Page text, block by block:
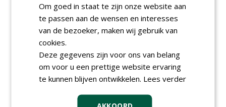
30-07-2026, Schalkwijk
Hoofdgreenkeeper (m/v)
Golfbaan KralingenOosthoek
30-07-2026
meer Groene Banen
Om goed in staat te zijn onze website aan
te passen aan de wensen en interesses
van de bezoeker, maken wij gebruik van
cookies.
Deze gegevens zijn voor ons van belang
om voor u een prettige website ervaring
te kunnen blijven ontwikkelen. Lees verder